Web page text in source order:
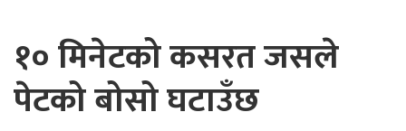
१० मिनेटको कसरत जसले
पेटको बोसो घटाउँछ